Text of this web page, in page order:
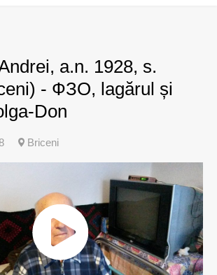
a.n. 1928, s.
- ФЗО, lagărul și
Don
Briceni